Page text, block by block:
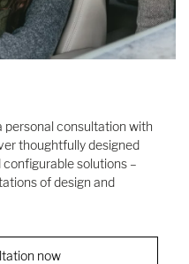
van
or camper van:
together your Hymer